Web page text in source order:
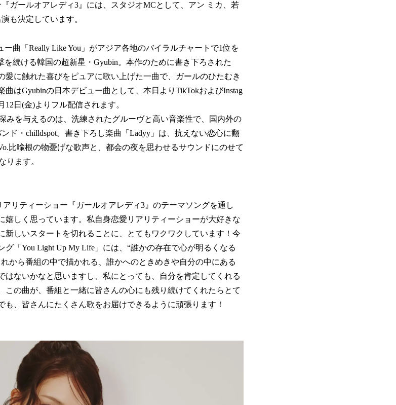
ガールオアレディ3』には、スタジオMCとして、アン ミカ、若
も決定しています。
ー曲「Really Like You」がアジア各地のバイラルチャートで1位を
続ける韓国の超新星・Gyubin。本作のために書き下ろされた
愛に触れた喜びをピュアに歌い上げた一曲で、ガールのひたむき
はGyubinの日本デビュー曲として、本日よりTikTokおよびInstag
日(金)よりフル配信されます。
みを与えるのは、洗練されたグルーヴと高い音楽性で、国内外の
ド・chilldspot。書き下ろし楽曲「Ladyy」は、抗えない恋心に翻
比喩根の物憂げな歌声と、都会の夜を思わせるサウンドにのせて
ります。
リティーショー『ガールオアレディ3』のテーマソングを通し
嬉しく思っています。私自身恋愛リアリティーショーが大好きな
新しいスタートを切れることに、とてもワクワクしています！今
グ「You Light Up My Life」には、“誰かの存在で心が明るくなる
から番組の中で描かれる、誰かへのときめきや自分の中にある
はないかなと思いますし、私にとっても、自分を肯定してくれる
この曲が、番組と一緒に皆さんの心にも残り続けてくれたらとて
も、皆さんにたくさん歌をお届けできるように頑張ります！